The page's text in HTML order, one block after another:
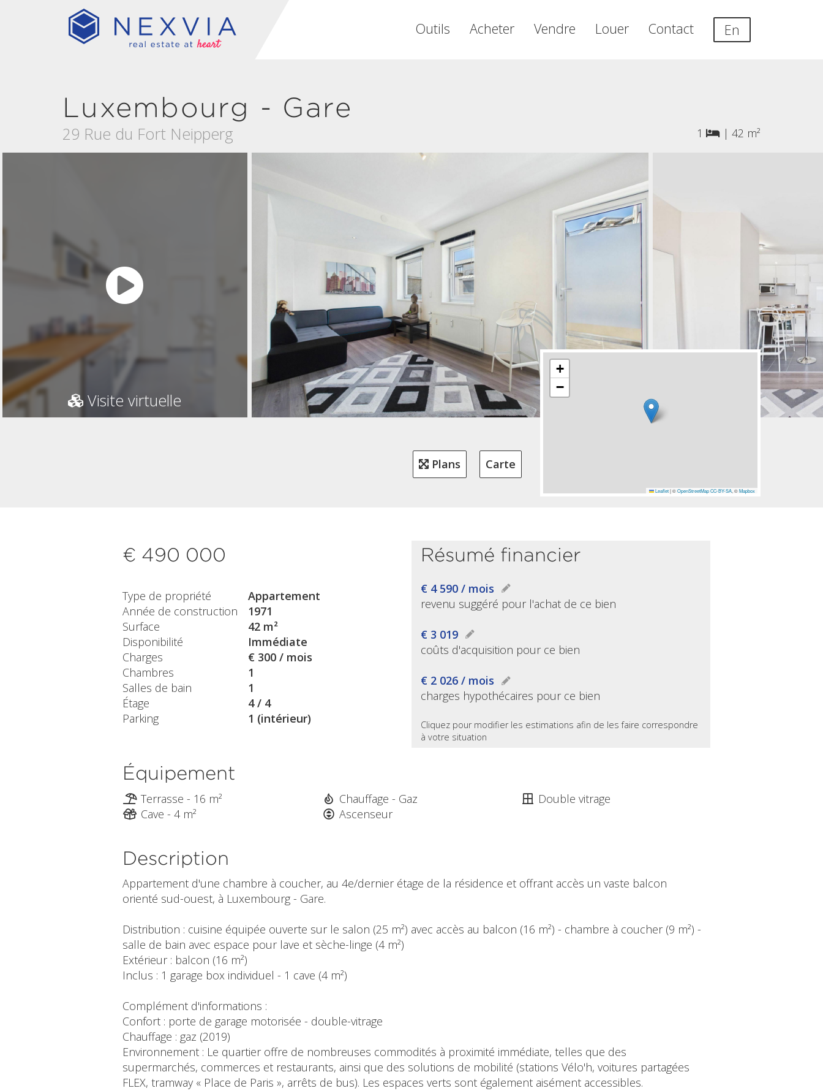
Outils Acheter Vendre Louer Contact En
Luxembourg - Gare
29 Rue du Fort Neipperg 1 | 42 m²
Visite virtuelle
Plans Carte
+
−
Leaflet |©OpenStreetMap CC-BY-SA, ©Mapbox
€ 490 000
Type de propriété
Appartement
Année de construction
1971
Surface
42 m²
Disponibilité
Immédiate
Charges
€ 300 / mois
Chambres
1
Salles de bain
1
Étage
4 / 4
Parking
1 (intérieur)
Résumé financier
€ 4 590 / mois
revenu suggéré pour l'achat de ce bien
€ 3 019
coûts d'acquisition pour ce bien
€ 2 026 / mois
charges hypothécaires pour ce bien
Cliquez pour modifier les estimations afin de les faire correspondre
à votre situation
Équipement
Terrasse - 16 m²
Cave - 4 m²
Chauffage - Gaz
Ascenseur
Double vitrage
Description
Appartement d'une chambre à coucher, au 4e/dernier étage de la résidence et offrant accès un vaste balcon
orienté sud-ouest, à Luxembourg - Gare.
Distribution : cuisine équipée ouverte sur le salon (25 m²) avec accès au balcon (16 m²) - chambre à coucher (9 m²) -
salle de bain avec espace pour lave et sèche-linge (4 m²)
Extérieur : balcon (16 m²)
Inclus : 1 garage box individuel - 1 cave (4 m²)
Complément d'informations :
Confort : porte de garage motorisée - double-vitrage
Chauffage : gaz (2019)
Environnement : Le quartier offre de nombreuses commodités à proximité immédiate, telles que des
supermarchés, commerces et restaurants, ainsi que des solutions de mobilité (stations Vélo'h, voitures partagées
FLEX, tramway « Place de Paris », arrêts de bus). Les espaces verts sont également aisément accessibles.